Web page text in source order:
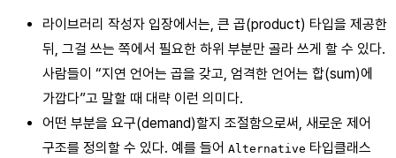
라이브러리 작성자 입장에서는, 큰 곱(product) 타입을 제공한
뒤, 그걸 쓰는 쪽에서 필요한 하위 부분만 골라 쓰게 할 수 있다.
사람들이 “지연 언어는 곱을 갖고, 엄격한 언어는 합(sum)에
가깝다”고 말할 때 대략 이런 의미다.
어떤 부분을 요구(demand)할지 조절함으로써, 새로운 제어
구조를 정의할 수 있다. 예를 들어 Alternative 타입클래스